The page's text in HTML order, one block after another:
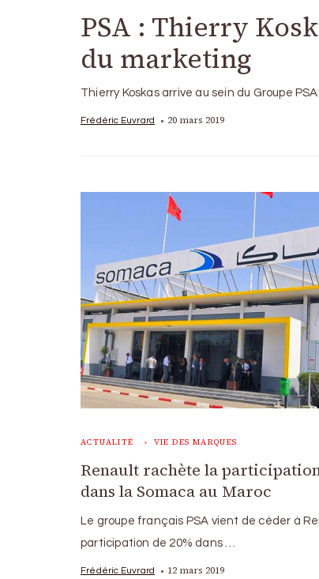
PSA : Thierry
du marketing
Thierry Koskas arrive au sein du Groupe
Frédéric Euvrard 20 mars 2019
ACTUALITÉ VIE DES MARQUES
Renault rachète la
dans la Somaca au Maroc
Le groupe français PSA vient de céder à
participation de 20% dans …
Frédéric Euvrard 12 mars 2019